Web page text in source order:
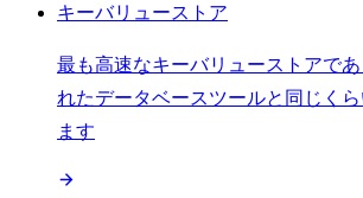
キーバリューストア
最も高速なキーバリューストアで
れたデータベースツールと同じく
ます